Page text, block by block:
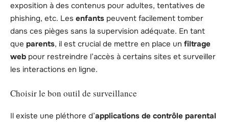
exposition à des contenus pour adultes, tentatives de
phishing, etc. Les enfants peuvent facilement tomber
dans ces pièges sans la supervision adéquate. En tant
que parents, il est crucial de mettre en place un filtrage
web pour restreindre l’accès à certains sites et surveiller
les interactions en ligne.
Choisir le bon outil de surveillance
Il existe une pléthore d’applications de contrôle parental